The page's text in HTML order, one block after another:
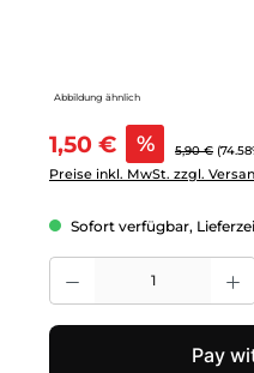
Abbildung ähnlich
Verkaufspreis:
1,50 € % Regulärer
5,90 €
Preise inkl. MwSt. zzgl.
Sofort verfügbar,
Produkt Anzahl: Gib den